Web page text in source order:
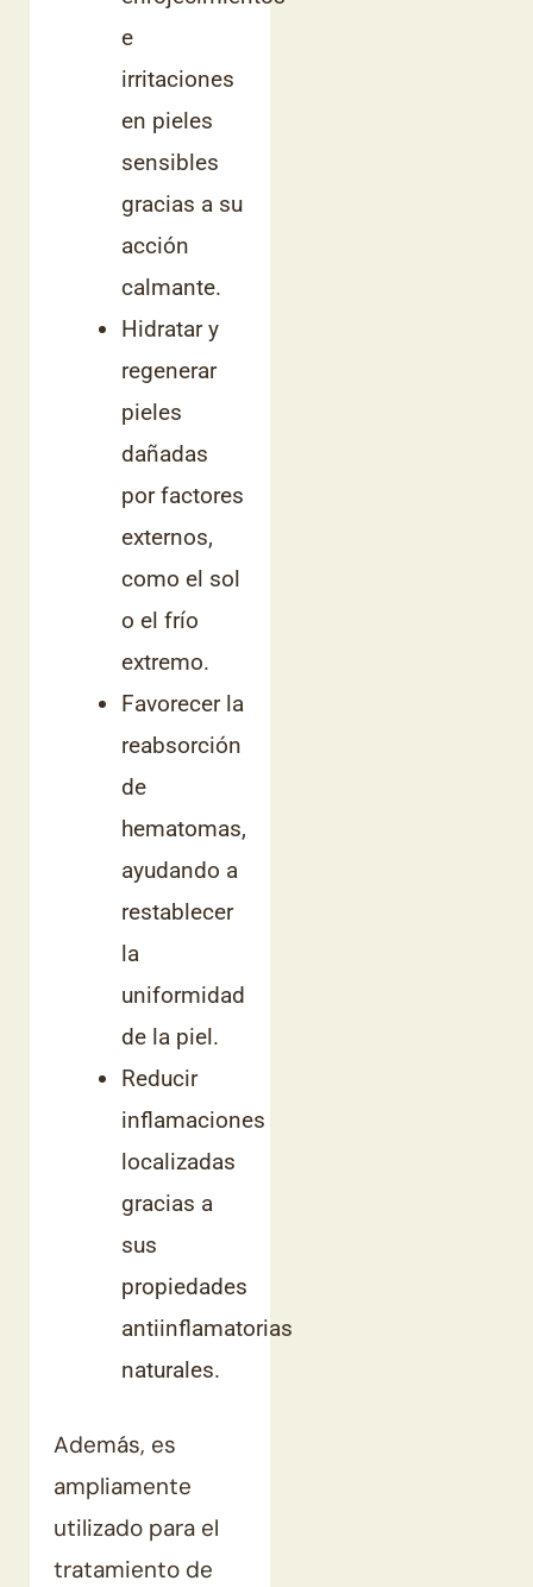
e
irritaciones
en pieles
sensibles
gracias a su
acción
calmante.
Hidratar y
regenerar
pieles
dañadas
por factores
externos,
como el sol
o el frío
extremo.
Favorecer la
reabsorción
de
hematomas,
ayudando a
restablecer
la
uniformidad
de la piel.
Reducir
inflamaciones
localizadas
gracias a
sus
propiedades
antiinflamatorias
naturales.
Además, es
ampliamente
utilizado para el
tratamiento de